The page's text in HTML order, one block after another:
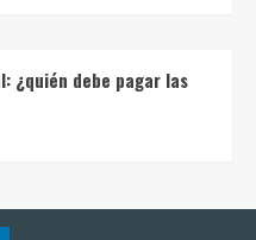
¿quién debe pagar las